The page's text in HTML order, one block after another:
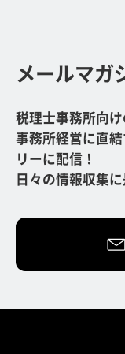
メールマガ
税理士事務所向け
事務所経営に直
リーに配信！
日々の情報収集